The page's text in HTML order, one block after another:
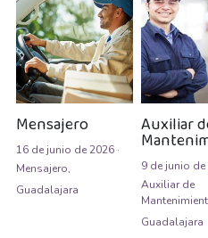
Auxiliar de Logística
Auxiliar de
Auxiliar de
Auxiliar de prevención
Auxiliar de producción
Auxiliar de Producción
Mensajero
16 de junio de 2026·
Mensajero,
Guadalajara
Auxiliar
9 de junio de
Auxiliar de
Guadalajara